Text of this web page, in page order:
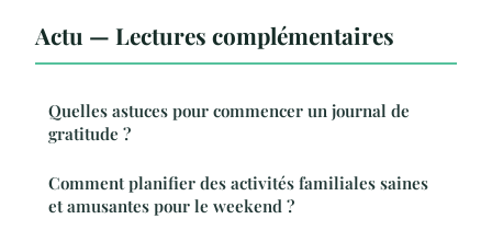
Actu — Lectures complémentaires
Quelles astuces pour commencer un journal de
gratitude ?
Comment planifier des activités familiales saines
et amusantes pour le weekend ?